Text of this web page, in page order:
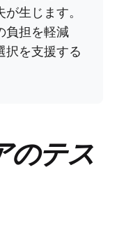
生じます。
負担を軽減
択を支援する
のテス